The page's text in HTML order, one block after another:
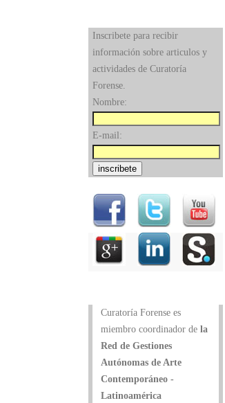
Inscribete para recibir
información sobre articulos y
actividades de Curatoría
Forense.
Nombre:
E-mail:
Curatoría Forense es
miembro coordinador de la
Red de Gestiones
Autónomas de Arte
Contemporáneo -
Latinoamérica